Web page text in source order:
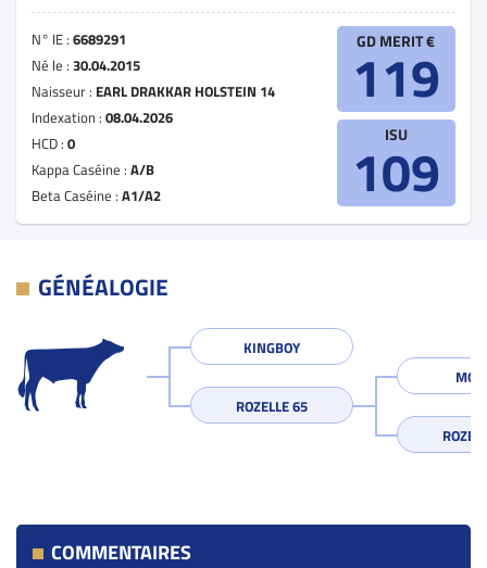
N° IE : 6689291
Né le : 30.04.2015
Naisseur : EARL DRAKKAR HOLSTEIN 14
Indexation : 08.04.2026
HCD : 0
Kappa Caséine : A/B
Beta Caséine : A1/A2
GD MERIT €
119
ISU
109
GÉNÉALOGIE
KINGBOY
ROZELLE 65
COMMENTAIRES